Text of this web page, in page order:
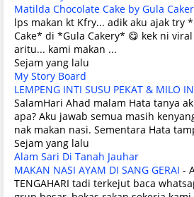
Matilda Chocolate Cake by Gula
lps makan kt Kfry... adik aku ajak try
Cake* di *Gula Cakery* 😋 kek ni
aritu... kami makan ...
Sejam yang lalu
My Story Board
LEMPENG INTI SUSU PEKAT & MILO
SalamHari Ahad malam Hata tanya
apa? Aku jawab semua masih
nak makan nasi. Sementara Hata
Sejam yang lalu
Alam Sari Di Tanah Jauhar
MAKAN NASI AYAM DI SANG GERAI -
TENGAHARI tadi terkejut baca